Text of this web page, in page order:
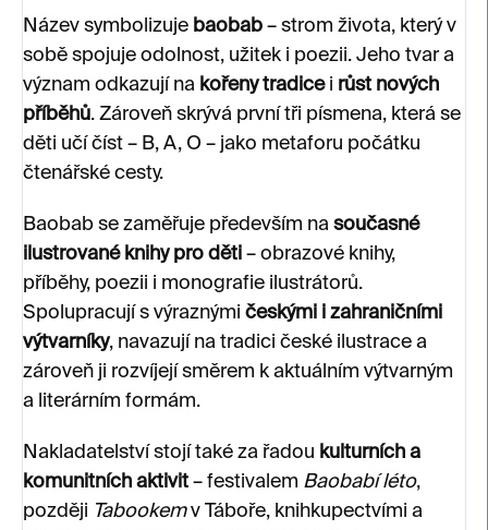
Název symbolizuje baobab – strom života, který v
sobě spojuje odolnost, užitek i poezii. Jeho tvar a
význam odkazují na kořeny tradicei růst nových
příběhů. Zároveň skrývá první tři písmena, která se
děti učí číst – B, A, O – jako metaforu počátku
čtenářské cesty.
Baobab se zaměřuje především na současné
ilustrované knihy pro děti – obrazové knihy,
příběhy, poezii i monografie ilustrátorů.
Spolupracují s výraznými českými i zahraničními
výtvarníky, navazují na tradici české ilustrace a
zároveň ji rozvíjejí směrem k aktuálním výtvarným
a literárním formám.
Nakladatelství stojí také za řadou kulturních a
komunitních aktivit – festivalem Baobabí léto,
později Tabookemv Táboře, knihkupectvími a